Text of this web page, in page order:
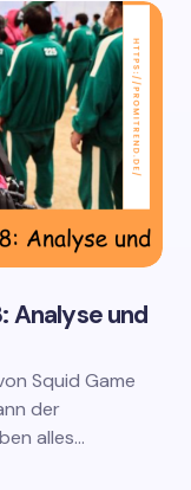
Analyse und
Squid Game
der
alles…